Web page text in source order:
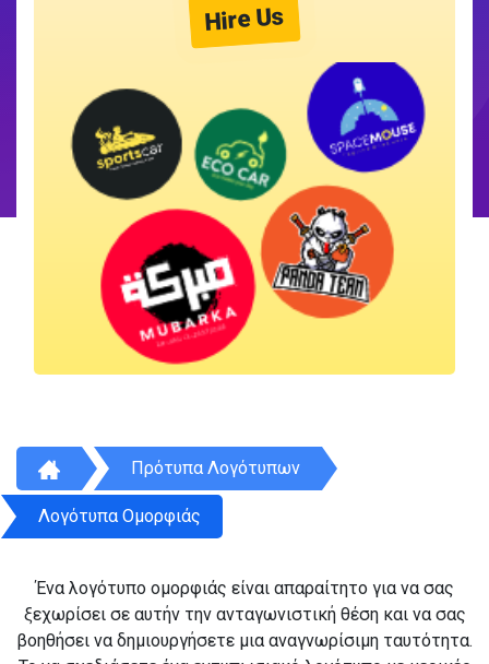
Hire Us
Πρότυπα Λογότυπων
Λογότυπα Ομορφιάς
Ένα λογότυπο ομορφιάς είναι απαραίτητο για να σας
ξεχωρίσει σε αυτήν την ανταγωνιστική θέση και να σας
βοηθήσει να δημιουργήσετε μια αναγνωρίσιμη ταυτότητα.